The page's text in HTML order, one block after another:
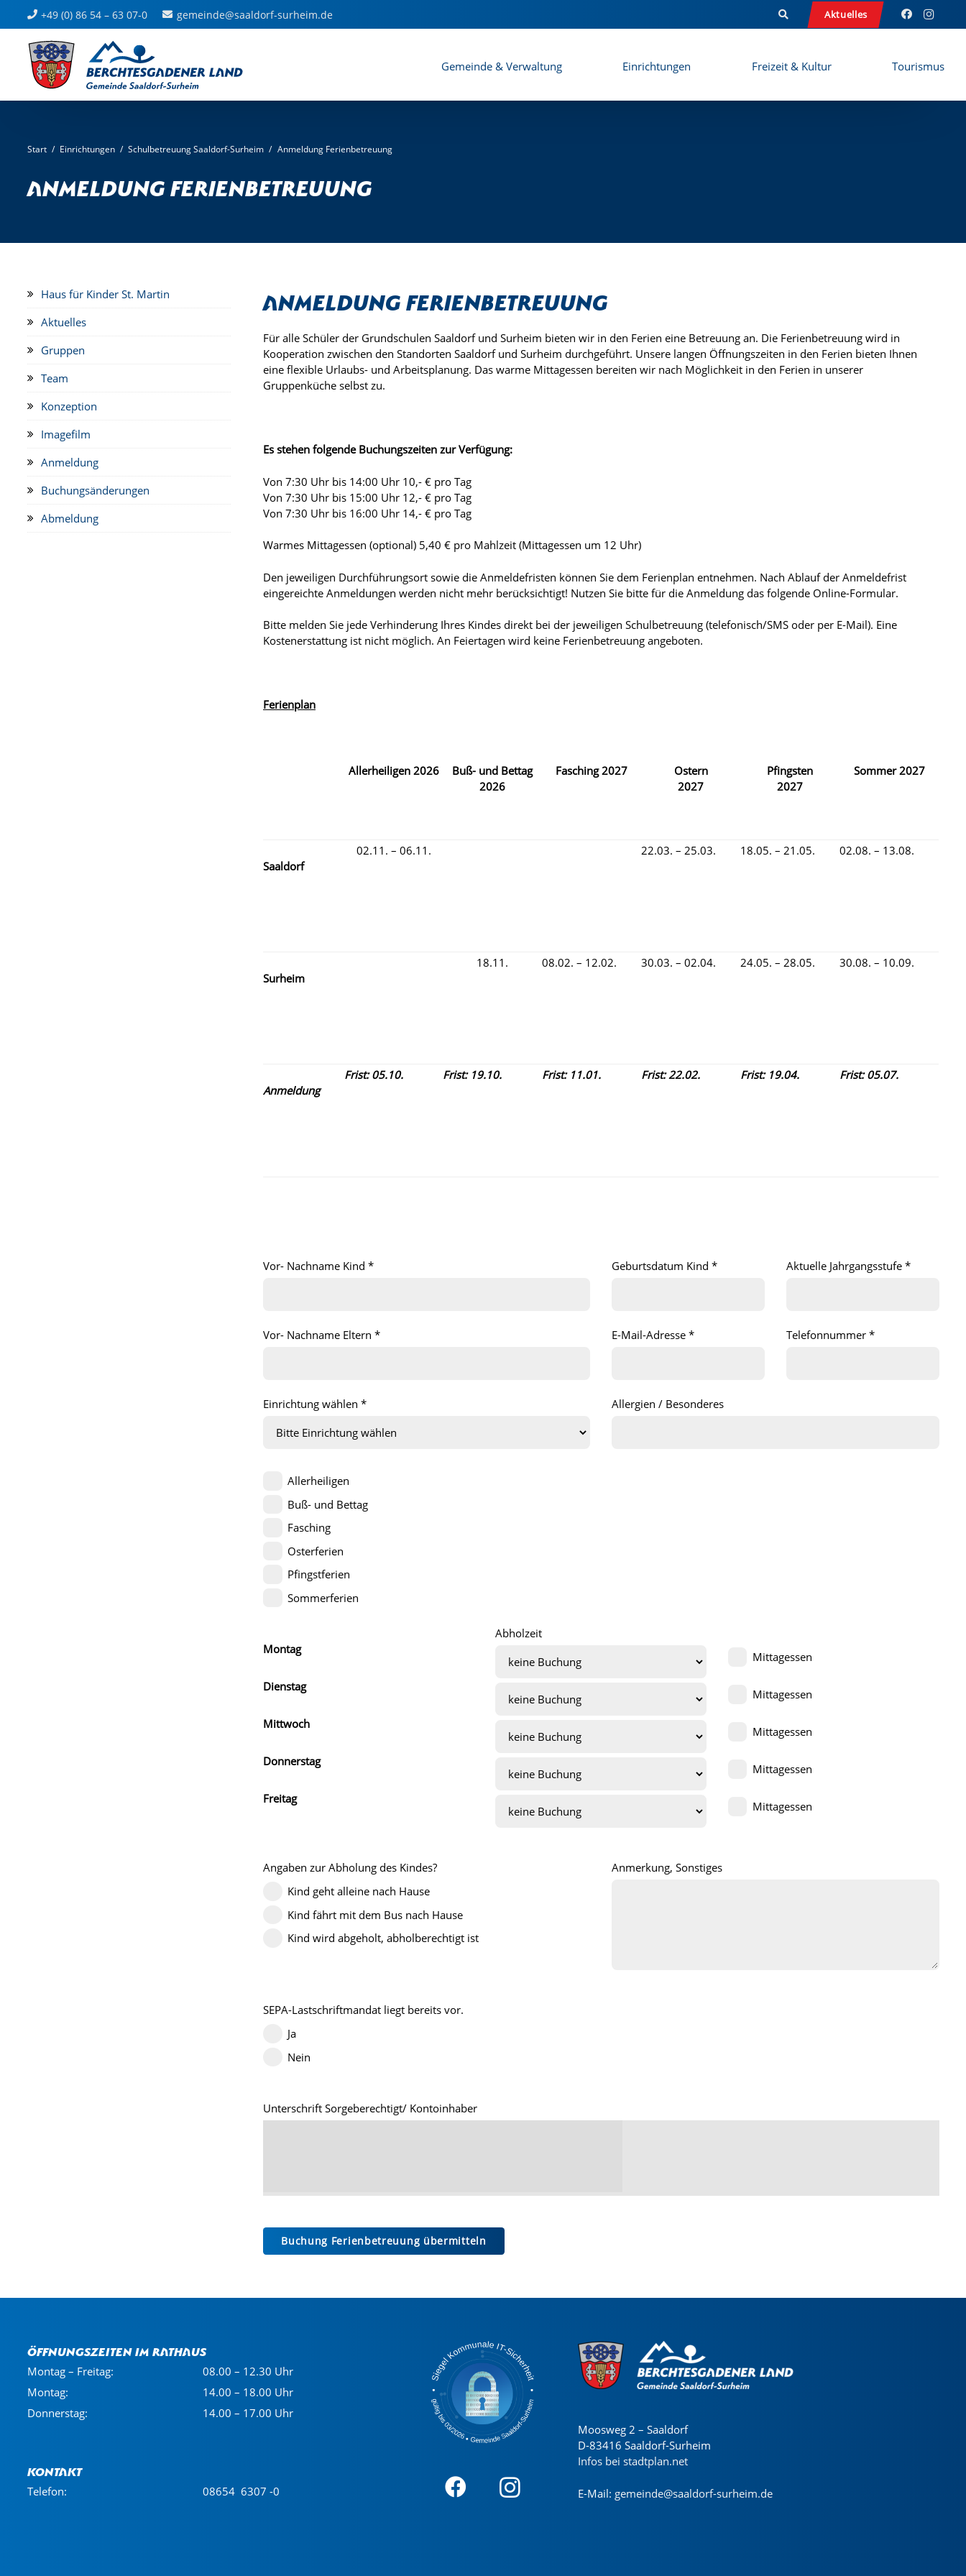
+49 (0) 86 54 – 63 07-0 gemeinde@saaldorf-surheim.de Aktuelles
Gemeinde & Verwaltung Einrichtungen Freizeit & Kultur Tourismus
Start / Einrichtungen / Schulbetreuung Saaldorf-Surheim / Anmeldung Ferienbetreuung
Anmeldung Ferienbetreuung
Haus für Kinder St. Martin
Aktuelles
Gruppen
Team
Konzeption
Imagefilm
Anmeldung
Buchungsänderungen
Abmeldung
Anmeldung Ferienbetreuung
Für alle Schüler der Grundschulen Saaldorf und Surheim bieten wir in den Ferien eine Betreuung an. Die Ferienbetreuung wird in
Kooperation zwischen den Standorten Saaldorf und Surheim durchgeführt. Unsere langen Öffnungszeiten in den Ferien bieten Ihnen
eine flexible Urlaubs- und Arbeitsplanung. Das warme Mittagessen bereiten wir nach Möglichkeit in den Ferien in unserer
Gruppenküche selbst zu.
Es stehen folgende Buchungszeiten zur Verfügung:
Von 7:30 Uhr bis 14:00 Uhr 10,- € pro Tag
Von 7:30 Uhr bis 15:00 Uhr 12,- € pro Tag
Von 7:30 Uhr bis 16:00 Uhr 14,- € pro Tag
Warmes Mittagessen (optional) 5,40 € pro Mahlzeit (Mittagessen um 12 Uhr)
Den jeweiligen Durchführungsort sowie die Anmeldefristen können Sie dem Ferienplan entnehmen. Nach Ablauf der Anmeldefrist
eingereichte Anmeldungen werden nicht mehr berücksichtigt! Nutzen Sie bitte für die Anmeldung das folgende Online-Formular.
Bitte melden Sie jede Verhinderung Ihres Kindes direkt bei der jeweiligen Schulbetreuung (telefonisch/SMS oder per E-Mail). Eine
Kostenerstattung ist nicht möglich. An Feiertagen wird keine Ferienbetreuung angeboten.
Ferienplan
Allerheiligen 2026
Buß- und Bettag
2026
Fasching2027
Ostern
2027
Pfingsten
2027
Sommer2027
Saaldorf
02.11. – 06.11. 22.03. – 25.03. 18.05. – 21.05. 02.08. – 13.08.
Surheim
18.11. 08.02. – 12.02. 30.03. – 02.04. 24.05. – 28.05. 30.08. – 10.09.
Anmeldung
Frist: 05.10. Frist: 19.10. Frist: 11.01. Frist: 22.02. Frist: 19.04. Frist: 05.07.
Vor- Nachname Kind * Geburtsdatum Kind * Aktuelle Jahrgangsstufe *
Vor- Nachname Eltern * E-Mail-Adresse * Telefonnummer *
Einrichtung wählen * Allergien / Besonderes
Allerheiligen
Buß- und Bettag
Fasching
Osterferien
Pfingstferien
Sommerferien
Montag
Abholzeit
Mittagessen
Dienstag
Mittagessen
Mittwoch
Mittagessen
Donnerstag
Mittagessen
Freitag
Mittagessen
Angaben zur Abholung des Kindes?
Kind geht alleine nach Hause
Kind fährt mit dem Bus nach Hause
Kind wird abgeholt, abholberechtigt ist
Anmerkung, Sonstiges
SEPA-Lastschriftmandat liegt bereits vor.
Ja
Nein
Unterschrift Sorgeberechtigt/ Kontoinhaber
Öffnungszeiten im Rathaus
Montag – Freitag:
08.00 – 12.30 Uhr
Montag:
14.00 – 18.00 Uhr
Donnerstag:
14.00 – 17.00 Uhr
Kontakt
Telefon: 08654 6307 -0
Moosweg 2 – Saaldorf
D-83416 Saaldorf-Surheim
Infos bei stadtplan.net
E-Mail: gemeinde@saaldorf-surheim.de